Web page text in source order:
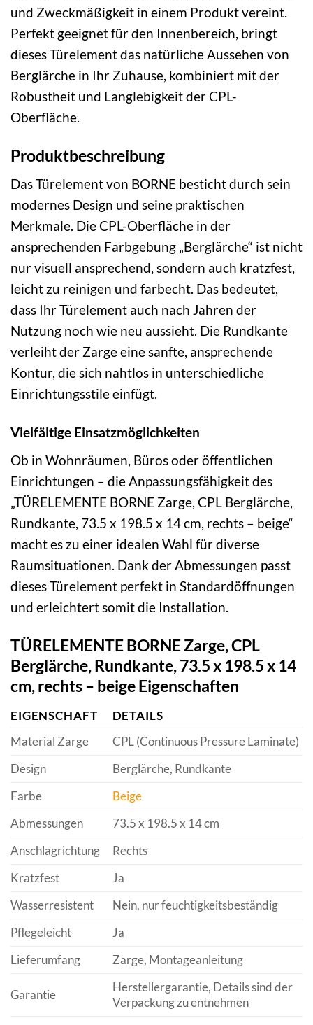
und Zweckmäßigkeit in einem Produkt vereint.
Perfekt geeignet für den Innenbereich, bringt
dieses Türelement das natürliche Aussehen von
Berglärche in Ihr Zuhause, kombiniert mit der
Robustheit und Langlebigkeit der CPL-
Oberfläche.
Produktbeschreibung
Das Türelement von BORNE besticht durch sein
modernes Design und seine praktischen
Merkmale. Die CPL-Oberfläche in der
ansprechenden Farbgebung „Berglärche“ ist nicht
nur visuell ansprechend, sondern auch kratzfest,
leicht zu reinigen und farbecht. Das bedeutet,
dass Ihr Türelement auch nach Jahren der
Nutzung noch wie neu aussieht. Die Rundkante
verleiht der Zarge eine sanfte, ansprechende
Kontur, die sich nahtlos in unterschiedliche
Einrichtungsstile einfügt.
Vielfältige Einsatzmöglichkeiten
Ob in Wohnräumen, Büros oder öffentlichen
Einrichtungen – die Anpassungsfähigkeit des
„TÜRELEMENTE BORNE Zarge, CPL Berglärche,
Rundkante, 73.5 x 198.5 x 14 cm, rechts – beige“
macht es zu einer idealen Wahl für diverse
Raumsituationen. Dank der Abmessungen passt
dieses Türelement perfekt in Standardöffnungen
und erleichtert somit die Installation.
TÜRELEMENTE BORNE Zarge, CPL
Berglärche, Rundkante, 73.5 x 198.5 x 14
cm, rechts – beige Eigenschaften
EIGENSCHAFT
DETAILS
Material Zarge
CPL (Continuous Pressure Laminate)
Design
Berglärche, Rundkante
Farbe
Beige
Abmessungen
73.5 x 198.5 x 14 cm
Anschlagrichtung
Rechts
Kratzfest
Ja
Wasserresistent
Nein, nur feuchtigkeitsbeständig
Pflegeleicht
Ja
Lieferumfang
Zarge, Montageanleitung
Garantie
Herstellergarantie, Details sind der
Verpackung zu entnehmen